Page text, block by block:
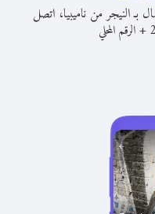
بـ النيجر من ناميبيا، اتصل
+الرقم المحلي